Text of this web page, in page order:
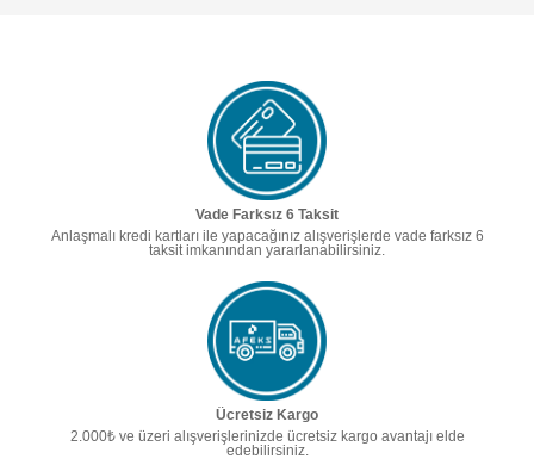
Vade Farksız 6 Taksit
Anlaşmalı kredi kartları ile yapacağınız alışverişlerde vade farksız 6
taksit imkanından yararlanabilirsiniz.
Ücretsiz Kargo
2.000₺ ve üzeri alışverişlerinizde ücretsiz kargo avantajı elde
edebilirsiniz.